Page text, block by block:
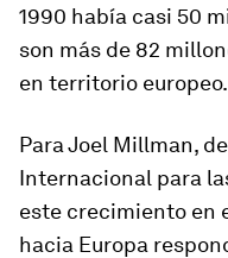
1990 había casi 50
son más de 82
en territorio europeo.
Para Joel Millman,
Internacional para
este crecimiento en
hacia Europa